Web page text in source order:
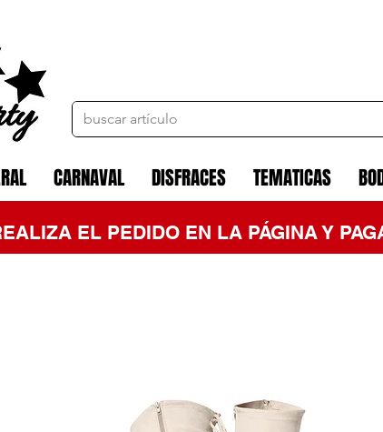
CARNAVAL DISFRACES TEMATICAS
EL PEDIDO EN LA PÁGINA Y